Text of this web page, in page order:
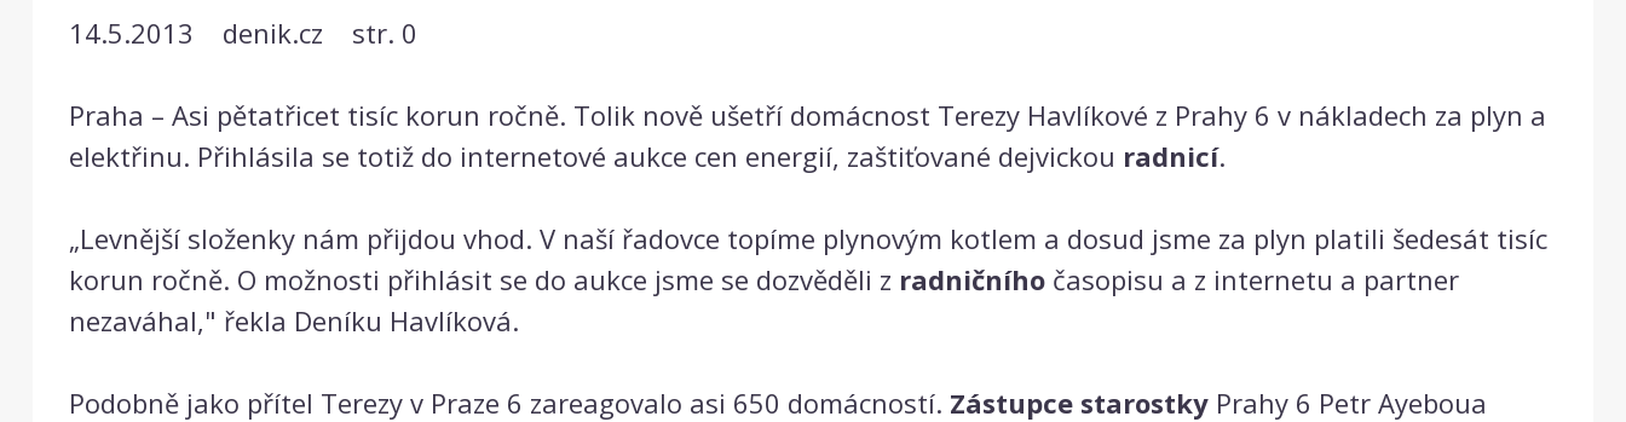
14.5.2013 denik.cz str. 0
Praha – Asi pětatřicet tisíc korun ročně. Tolik nově ušetří domácnost Terezy Havlíkové z Prahy 6 v nákladech za plyn a
elektřinu. Přihlásila se totiž do internetové aukce cen energií, zaštiťované dejvickou radnicí.
„Levnější složenky nám přijdou vhod. V naší řadovce topíme plynovým kotlem a dosud jsme za plyn platili šedesát tisíc
korun ročně. O možnosti přihlásit se do aukce jsme se dozvěděli z radničníhočasopisu a z internetu a partner
nezaváhal," řekla Deníku Havlíková.
Podobně jako přítel Terezy v Praze 6 zareagovalo asi 650 domácností. Zástupce starostkyPrahy 6 Petr Ayeboua